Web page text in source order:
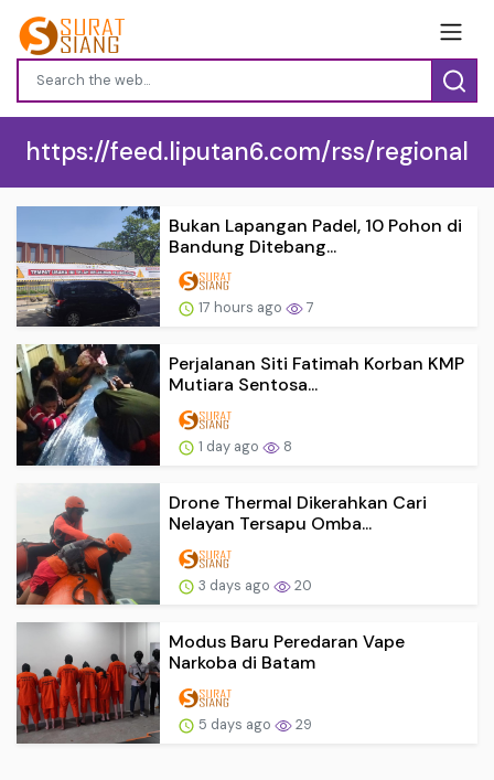
https://feed.liputan6.com/rss/regional
Bukan Lapangan Padel, 10 Pohon di
Bandung Ditebang...
17 hours ago 7
Perjalanan Siti Fatimah Korban KMP
Mutiara Sentosa...
1 day ago 8
Drone Thermal Dikerahkan Cari
Nelayan Tersapu Omba...
3 days ago 20
Modus Baru Peredaran Vape
Narkoba di Batam
5 days ago 29